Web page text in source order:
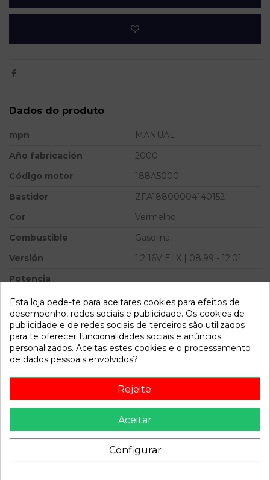
Dados do produto
mpn
MANUAL
Año fabricación
2000
Código motor
188A5000
Bastidor
ZFA18800004140152
Cor
Vermelho
Combustible
Gasolina
Versión
1.2 16V ELX | 08.99 - 12.01
Potencia
Modelo
PUNTO BERLINA (188) 1.2
16V ELX | 08.99 - 12.01
Referência 805419
Disponível a partir de: 2022-04-05
Recambio de retrovisor izquierdo para fiat punto berlina
(188) 1.2 16v elx | 08.99 - 12.01 1.2 16v elx | 08.99 - 12.01
referencia OEM IAM MANUAL
Esta loja pede-te para aceitares cookies para efeitos de
desempenho, redes sociais e publicidade. Os cookies de
publicidade e de redes sociais de terceiros são utilizados
para te oferecer funcionalidades sociais e anúncios
personalizados. Aceitas estes cookies e o processamento
de dados pessoais envolvidos?
Rejeite.
Aceitar
Configurar